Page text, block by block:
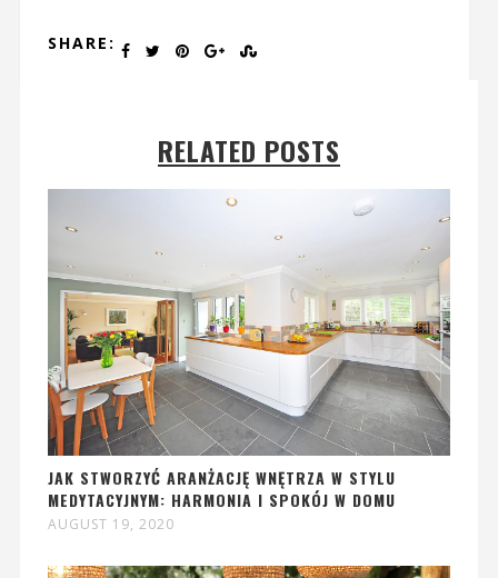
SHARE:
RELATED POSTS
JAK STWORZYĆ ARANŻACJĘ WNĘTRZA W STYLU
MEDYTACYJNYM: HARMONIA I SPOKÓJ W DOMU
AUGUST 19, 2020